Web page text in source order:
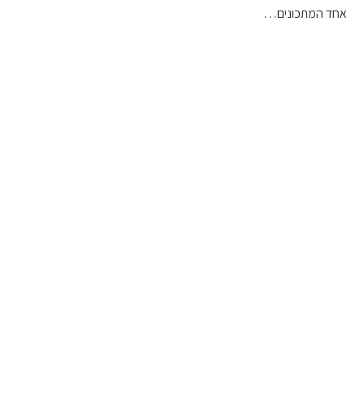
אחד המתכונים…